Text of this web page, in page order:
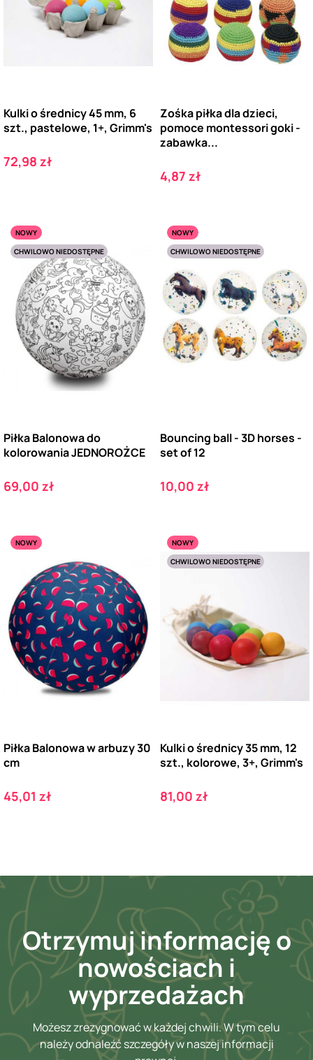
Kulki o średnicy 45 mm, 6
szt., pastelowe, 1+, Grimm's
Cena
72,98 zł
Zośka piłka dla dzieci,
pomoce montessori goki -
zabawka...
Cena
4,87 zł
NOWY
CHWILOWO NIEDOSTĘPNE
Piłka Balonowa do
kolorowania JEDNOROŻCE
Cena
69,00 zł
NOWY
CHWILOWO NIEDOSTĘPNE
Bouncing ball - 3D horses -
set of 12
Cena
10,00 zł
NOWY
Piłka Balonowa w arbuzy 30
cm
Cena
45,01 zł
NOWY
CHWILOWO NIEDOSTĘPNE
Kulki o średnicy 35 mm, 12
szt., kolorowe, 3+, Grimm's
Cena
81,00 zł
Otrzymuj informację o
nowościach i
wyprzedażach
Możesz zrezygnować w każdej chwili. W tym celu
należy odnaleźć szczegóły w naszej informacji